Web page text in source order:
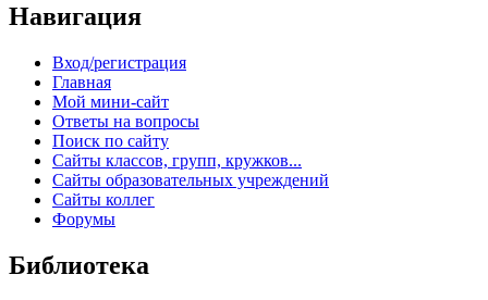
Навигация
Вход/регистрация
Главная
Мой мини-сайт
Ответы на вопросы
Поиск по сайту
Сайты классов, групп, кружков...
Сайты образовательных учреждений
Сайты коллег
Форумы
Библиотека